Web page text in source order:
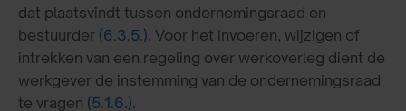
dat plaatsvindt tussen ondernemingsraad en
bestuurder (6.3.5.). Voor het invoeren, wijzigen of
intrekken van een regeling over werkoverleg dient de
werkgever de instemming van de ondernemingsraad
te vragen (5.1.6.).